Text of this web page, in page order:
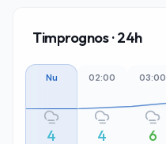
Timprognos · 24h
Nu
4
02:00
4
03:00
6